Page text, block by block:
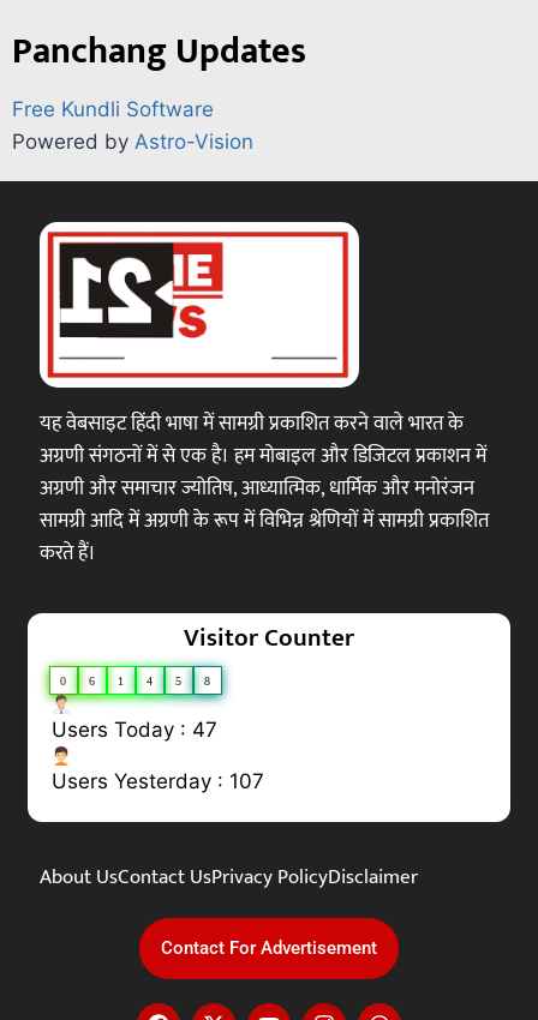
Panchang Updates
Free Kundli Software
Powered by Astro-Vision
यह वेबसाइट हिंदी भाषा में सामग्री प्रकाशित करने वाले भारत के
अग्रणी संगठनों में से एक है। हम मोबाइल और डिजिटल प्रकाशन में
अग्रणी और समाचार ज्योतिष, आध्यात्मिक, धार्मिक और मनोरंजन
सामग्री आदि में अग्रणी के रूप में विभिन्न श्रेणियों में सामग्री प्रकाशित
करते हैं।
Visitor Counter
0 6 1 4 5 8
Users Today : 47
Users Yesterday : 107
About UsContact UsPrivacy PolicyDisclaimer
Contact For Advertisement